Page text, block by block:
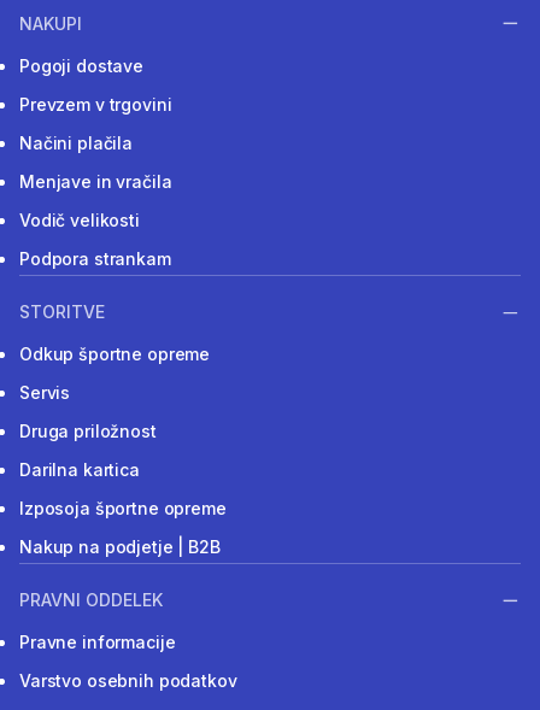
NAKUPI
Pogoji dostave
Prevzem v trgovini
Načini plačila
Menjave in vračila
Vodič velikosti
Podpora strankam
STORITVE
Odkup športne opreme
Servis
Druga priložnost
Darilna kartica
Izposoja športne opreme
Nakup na podjetje | B2B
PRAVNI ODDELEK
Pravne informacije
Varstvo osebnih podatkov